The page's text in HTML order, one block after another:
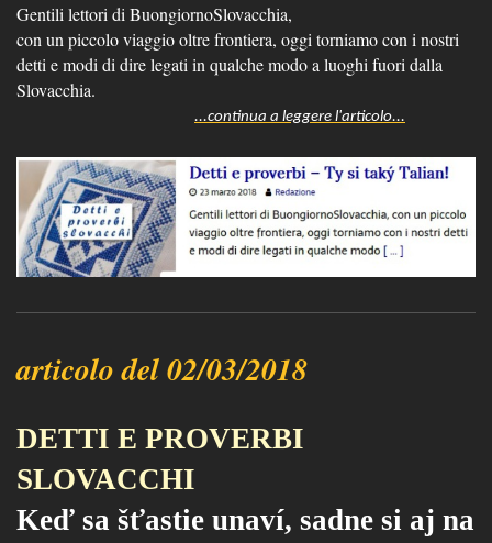
Gentili lettori di BuongiornoSlovacchia,
con un piccolo viaggio oltre frontiera, oggi torniamo con i nostri
detti e modi di dire legati in qualche modo a luoghi fuori dalla
Slovacchia.
...continua a leggere l'articolo...
articolo del 02/03/2018
DETTI E PROVERBI
SLOVACCHI
Keď sa šťastie unaví, sadne si aj na